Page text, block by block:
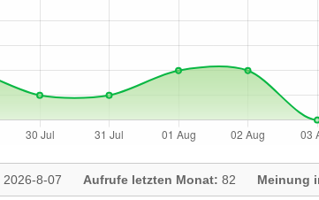
2026-8-07 Aufrufe letzten Monat: 82 Meinung